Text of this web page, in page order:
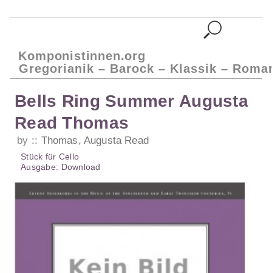
Komponistinnen.org
Gregorianik – Barock – Klassik –
Bells Ring Summer Augusta
Read Thomas
by Thomas, Augusta Read
Stück für Cello
Ausgabe: Download